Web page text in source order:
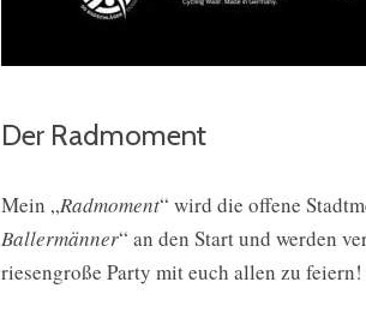
Der Radmoment
Mein „Radmoment“ wird die offene
Ballermänner“ an den Start und werden
riesengroße Party mit euch allen zu feiern!